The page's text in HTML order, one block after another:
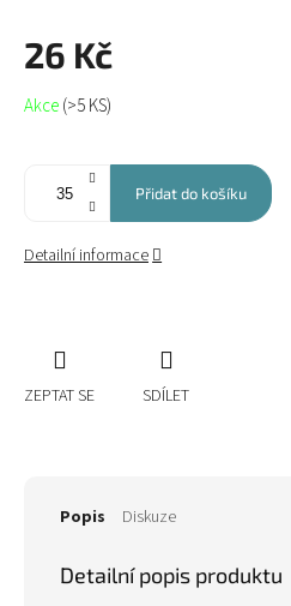
26 Kč
Měrná
cena:
Akce(>5 KS)
Přidat do košíku
Detailní informace
ZEPTAT SE SDÍLET
Popis Diskuze
Detailní popis produktu